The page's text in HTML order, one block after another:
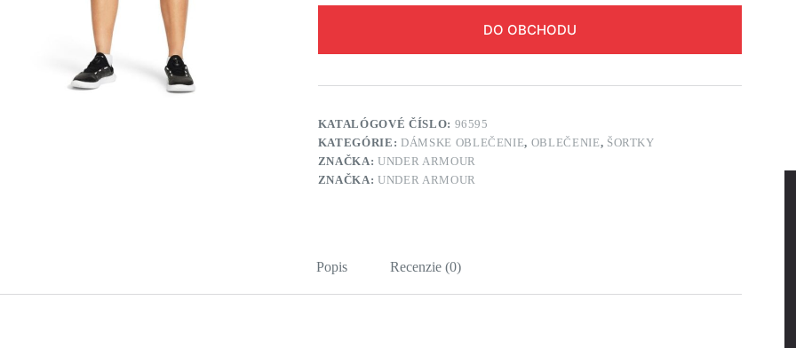
DO OBCHODU
KATALÓGOVÉ ČÍSLO: 96595
KATEGÓRIE: DÁMSKE OBLEČENIE, OBLEČENIE, ŠORTKY
ZNAČKA:UNDER ARMOUR
ZNAČKA:UNDER ARMOUR
Popis Recenzie (0)